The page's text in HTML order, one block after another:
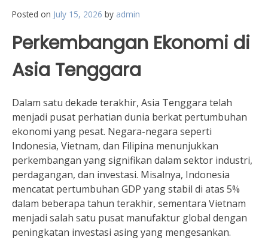
Posted on July 15, 2026 by admin
Perkembangan Ekonomi di
Asia Tenggara
Dalam satu dekade terakhir, Asia Tenggara telah
menjadi pusat perhatian dunia berkat pertumbuhan
ekonomi yang pesat. Negara-negara seperti
Indonesia, Vietnam, dan Filipina menunjukkan
perkembangan yang signifikan dalam sektor industri,
perdagangan, dan investasi. Misalnya, Indonesia
mencatat pertumbuhan GDP yang stabil di atas 5%
dalam beberapa tahun terakhir, sementara Vietnam
menjadi salah satu pusat manufaktur global dengan
peningkatan investasi asing yang mengesankan.